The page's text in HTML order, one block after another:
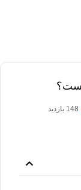
148 بازدید